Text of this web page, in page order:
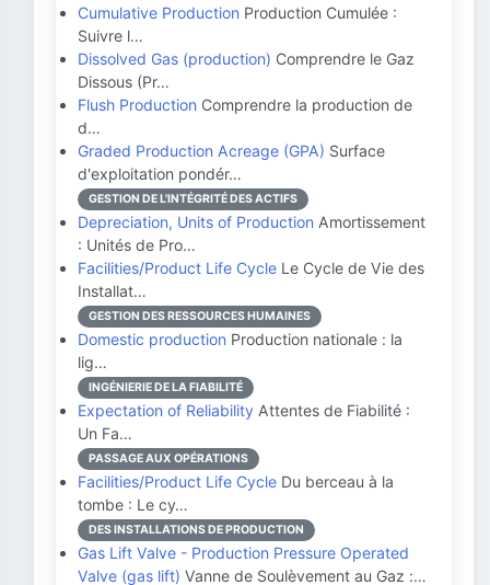
Cumulative Production Production Cumulée :
Suivre l…
Dissolved Gas (production) Comprendre le Gaz
Dissous (Pr…
Flush Production Comprendre la production de
d…
Graded Production Acreage (GPA) Surface
d'exploitation pondér…
GESTION DE L'INTÉGRITÉ DES ACTIFS
Depreciation, Units of Production Amortissement
: Unités de Pro…
Facilities/Product Life Cycle Le Cycle de Vie des
Installat…
GESTION DES RESSOURCES HUMAINES
Domestic production Production nationale : la
lig…
INGÉNIERIE DE LA FIABILITÉ
Expectation of Reliability Attentes de Fiabilité :
Un Fa…
PASSAGE AUX OPÉRATIONS
Facilities/Product Life Cycle Du berceau à la
tombe : Le cy…
DES INSTALLATIONS DE PRODUCTION
Gas Lift Valve - Production Pressure Operated
Valve (gas lift) Vanne de Soulèvement au Gaz :…